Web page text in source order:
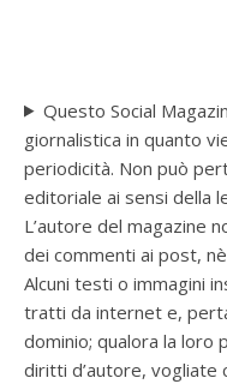
Questo Social
giornalistica in quanto
periodicità. Non può
editoriale ai sensi della
L’autore del magazine
dei commenti ai post,
Alcuni testi o immagini
tratti da internet e,
dominio; qualora la loro
diritti d’autore, vogliate